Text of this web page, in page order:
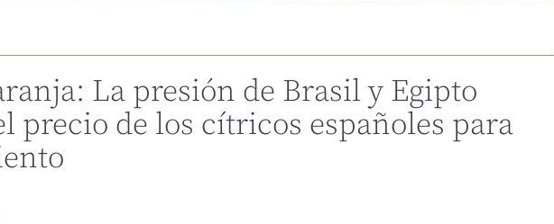
La presión de Brasil y Egipto
precio de los cítricos españoles para